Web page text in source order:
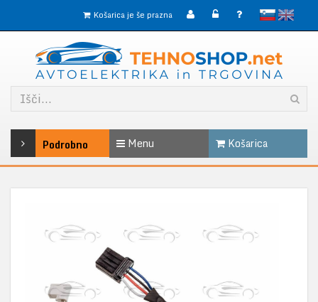
slovenskoEnglish
Košarica je še prazna
Podrobno Menu Košarica